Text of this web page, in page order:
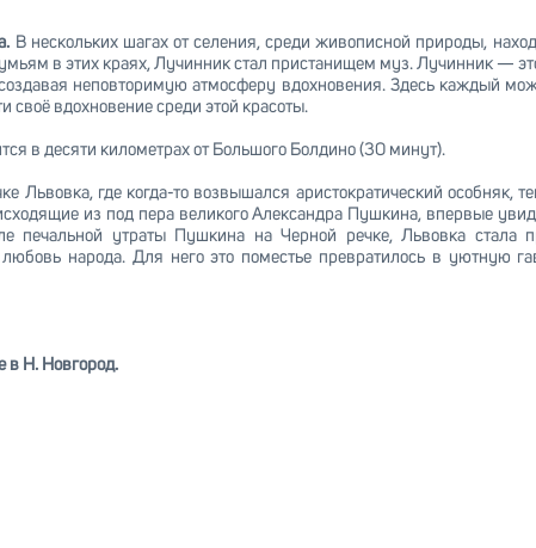
В нескольких шагах от селения, среди живописной природы,
в этих краях, Лучинник стал пристанищем муз. Лучинник —
неповторимую атмосферу вдохновения. Здесь каждый
вдохновение среди этой красоты.
в десяти километрах от Большого Болдино (30 минут).
Львовка, где когда-то возвышался аристократический особняк,
из под пера великого Александра Пушкина, впервые
печальной утраты Пушкина на Черной речке, Львовка стала
народа. Для него это поместье превратилось в уютную
в Н. Новгород.